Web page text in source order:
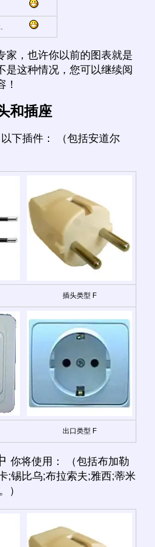
家，也许你以前的图表就是
是这种情况，您可以继续阅
！
和插座
下插件： （包括安道尔
插头类型 F
出口类型 F
你将使用： （包括布加勒
;锡比乌;布拉索夫;雅西;蒂米
）